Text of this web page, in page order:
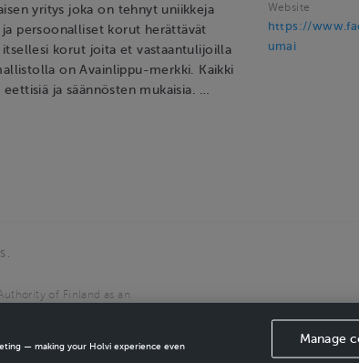
yritys joka on tehnyt uniikkeja
persoonalliset korut herättävät
itsellesi korut joita et vastaantulijoilla
on Avainlippu-merkki. Kaikki
ja säännösten mukaisia. …
Website
https://
umai
of Finland as an
— making your Holvi experience even
Manage